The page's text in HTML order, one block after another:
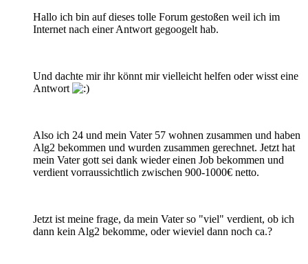
Hallo ich bin auf dieses tolle Forum gestoßen weil ich im
Internet nach einer Antwort gegoogelt hab.
Und dachte mir ihr könnt mir vielleicht helfen oder wisst eine
Antwort
Also ich 24 und mein Vater 57 wohnen zusammen und haben
Alg2 bekommen und wurden zusammen gerechnet. Jetzt hat
mein Vater gott sei dank wieder einen Job bekommen und
verdient vorraussichtlich zwischen 900-1000€ netto.
Jetzt ist meine frage, da mein Vater so "viel" verdient, ob ich
dann kein Alg2 bekomme, oder wieviel dann noch ca.?